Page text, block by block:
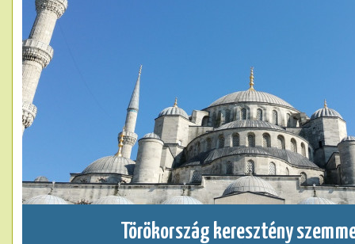
Törökország keresztény